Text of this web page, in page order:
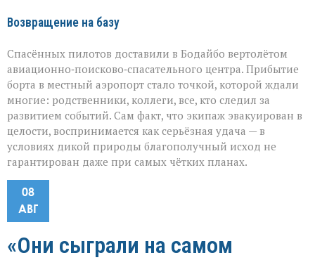
Возвращение на базу
Спасённых пилотов доставили в Бодайбо вертолётом
авиационно‑поисково‑спасательного центра. Прибытие
борта в местный аэропорт стало точкой, которой ждали
многие: родственники, коллеги, все, кто следил за
развитием событий. Сам факт, что экипаж эвакуирован в
целости, воспринимается как серьёзная удача — в
условиях дикой природы благополучный исход не
гарантирован даже при самых чётких планах.
08
АВГ
«Они сыграли на самом